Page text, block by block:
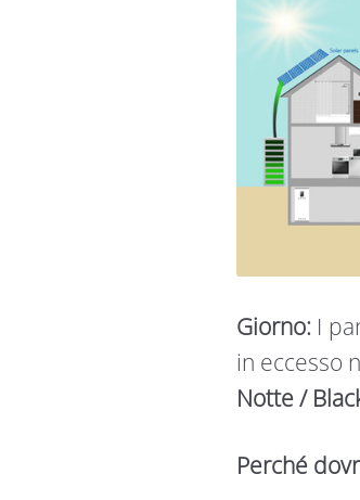
Giorno: I
in eccesso
Notte /
Perché